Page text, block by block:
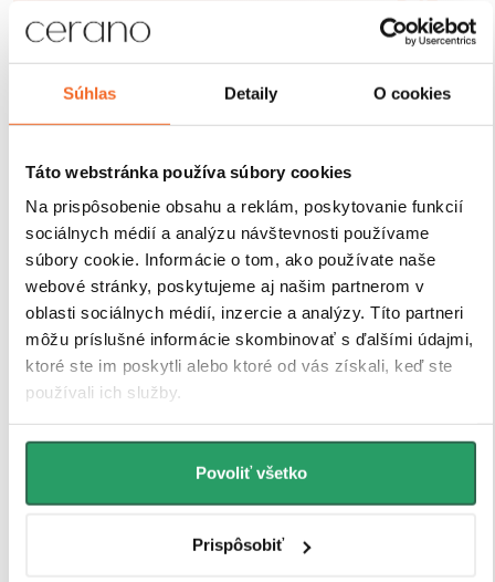
Súhlas Detaily O cookies
Táto webstránka používa súbory cookies
Na prispôsobenie obsahu a reklám, poskytovanie funkcií
sociálnych médií a analýzu návštevnosti používame
súbory cookie. Informácie o tom, ako používate naše
webové stránky, poskytujeme aj našim partnerom v
oblasti sociálnych médií, inzercie a analýzy. Títo partneri
môžu príslušné informácie skombinovať s ďalšími údajmi,
ktoré ste im poskytli alebo ktoré od vás získali, keď ste
používali ich služby.
Povoliť všetko
Prispôsobiť
Sprchové kúty a zásteny CERANO sú navrhnuté tak,
aby ich montáž bola čo
najjednoduchšia a časovo
úsporná. Vďaka premyslenej konštrukcii,
predvŕtaným otvorom a prehľadnému montážnemu
drobných nerovností stien bez nutnosti ďalších úprav.